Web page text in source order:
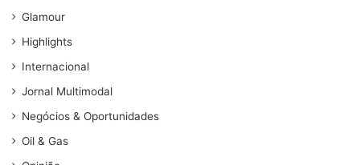
Glamour
Highlights
Internacional
Jornal Multimodal
Negócios & Oportunidades
Oil & Gas